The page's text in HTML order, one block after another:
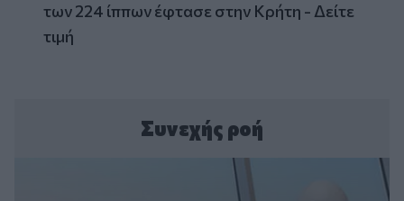
των 224 ίππων έφτασε στην Κρήτη - Δείτε
τιμή
Συνεχής ροή